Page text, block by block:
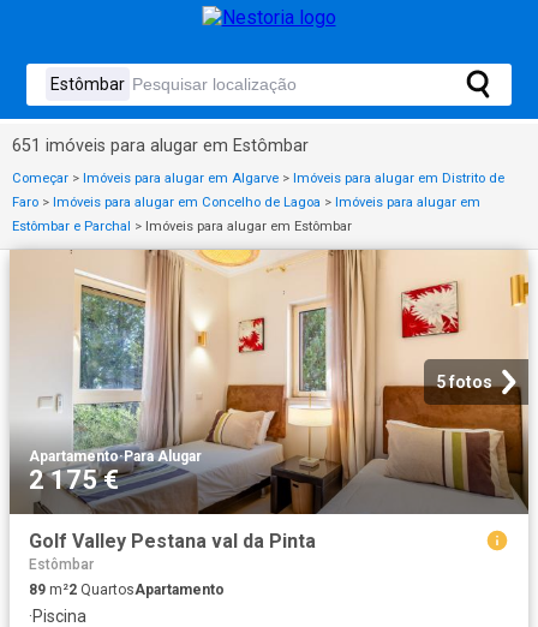
651 imóveis para alugar em Estômbar
Começar > Imóveis para alugar em Algarve > Imóveis para alugar em Distrito de
Faro > Imóveis para alugar em Concelho de Lagoa > Imóveis para alugar em
Estômbar e Parchal > Imóveis para alugar em Estômbar
5 fotos
Apartamento·Para Alugar
2 175 €
Golf Valley Pestana val da Pinta
Estômbar
89 m²2 QuartosApartamento
·Piscina